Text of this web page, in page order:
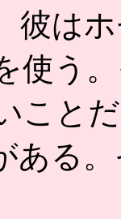
彼は
使う
こと
ある